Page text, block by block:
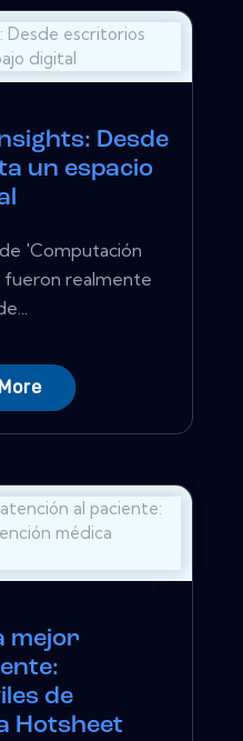
Desde
un espacio
'Computación
fueron realmente
mejor
de
Hotsheet